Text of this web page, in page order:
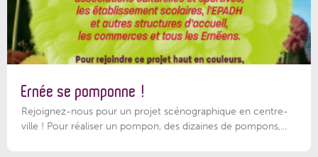
Ernée se pomponne !
Rejoignez-nous pour un projet scénographique en centre-
ville ! Pour réaliser un pompon, des dizaines de pompons,...